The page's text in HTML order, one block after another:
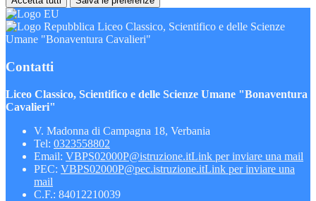
Liceo Classico, Scientifico e delle Scienze
Umane "Bonaventura Cavalieri"
Contatti
Liceo Classico, Scientifico e delle Scienze Umane "Bonaventura
Cavalieri"
V. Madonna di Campagna 18, Verbania
Tel: 0323558802
Email: VBPS02000P@istruzione.itLink per inviare una mail
PEC: VBPS02000P@pec.istruzione.itLink per inviare una
mail
C.F.: 84012210039